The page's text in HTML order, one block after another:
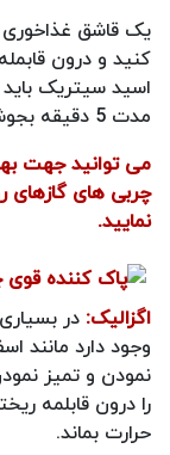
یک قاشق
کنید و درون
اسید سیتریک
مدت 5 دقیقه بجوشدسپس انراخالی کنید.
می توانید جهت
چربی های
نمایید.
اگزالیک: در
وجود دارد مانند
نمودن و تمیز
حرارت بماند.